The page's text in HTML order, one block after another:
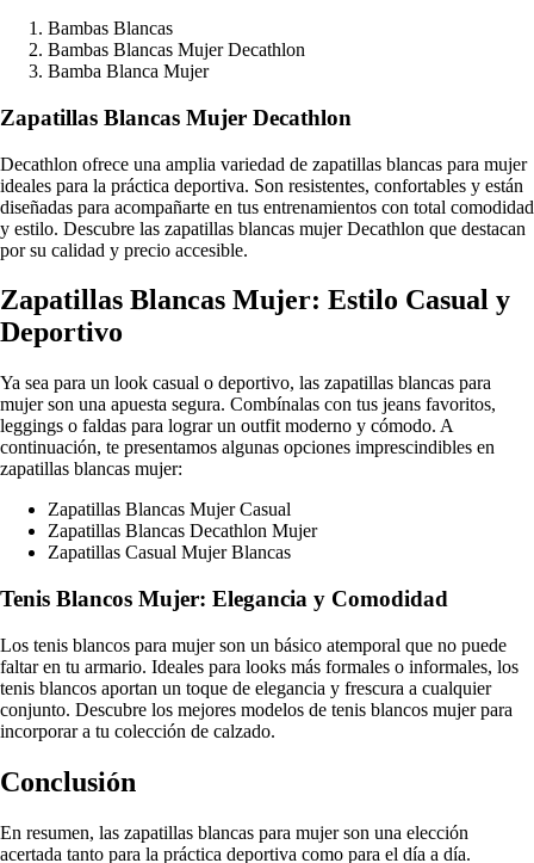
Bambas Blancas
Bambas Blancas Mujer Decathlon
Bamba Blanca Mujer
Zapatillas Blancas Mujer Decathlon
Decathlon ofrece una amplia variedad de zapatillas blancas para mujer
ideales para la práctica deportiva. Son resistentes, confortables y están
diseñadas para acompañarte en tus entrenamientos con total comodidad
y estilo. Descubre las zapatillas blancas mujer Decathlon que destacan
por su calidad y precio accesible.
Zapatillas Blancas Mujer: Estilo Casual y
Deportivo
Ya sea para un look casual o deportivo, las zapatillas blancas para
mujer son una apuesta segura. Combínalas con tus jeans favoritos,
leggings o faldas para lograr un outfit moderno y cómodo. A
continuación, te presentamos algunas opciones imprescindibles en
zapatillas blancas mujer:
Zapatillas Blancas Mujer Casual
Zapatillas Blancas Decathlon Mujer
Zapatillas Casual Mujer Blancas
Tenis Blancos Mujer: Elegancia y Comodidad
Los tenis blancos para mujer son un básico atemporal que no puede
faltar en tu armario. Ideales para looks más formales o informales, los
tenis blancos aportan un toque de elegancia y frescura a cualquier
conjunto. Descubre los mejores modelos de tenis blancos mujer para
incorporar a tu colección de calzado.
Conclusión
En resumen, las zapatillas blancas para mujer son una elección
acertada tanto para la práctica deportiva como para el día a día.